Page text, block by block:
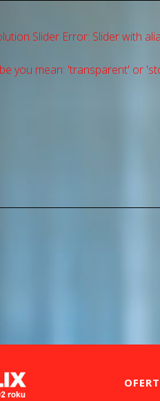
Slider Error: Slider with
you mean: 'transparent' or